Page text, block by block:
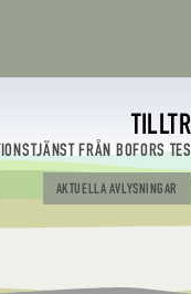
FRÅN BOFORS
AKTUELLA AVLYSNINGAR